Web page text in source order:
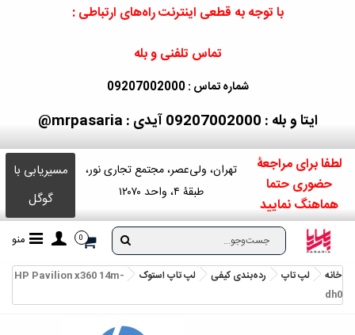
با توجه به قطعی اینترنت راه‌های ارتباطی :
تماس تلفنی و بله
شماره تماس : 09207002000
ایتا و بله : 09207002000 آیدی : mrpasaria@
لطفا برای مراجعۀ
حضوری حتما
هماهنگ نمایید
تهران، ولی‌عصر، مجتمع تجاری نور،
طبقۀ ۴، واحد ۱۲۰۷۰
مسیریابی با
گوگل
0 منو
خانه لپ تاپ رده‌بندی کیفی لپ‌ تاپ استوک
HP Pavilion x360 14m-
dh0